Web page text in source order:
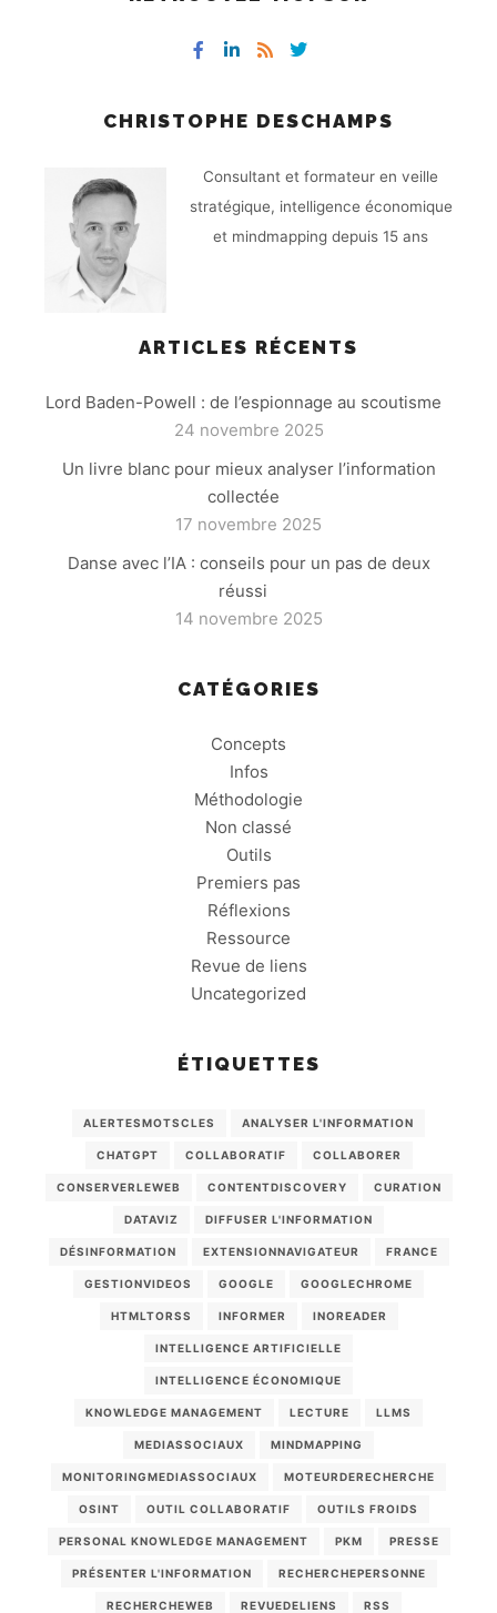
CHRISTOPHE DESCHAMPS
Consultant et formateur en veille
stratégique, intelligence économique
et mindmapping depuis 15 ans
ARTICLES RÉCENTS
Lord Baden-Powell : de l’espionnage au scoutisme
24 novembre 2025
Un livre blanc pour mieux analyser l’information
collectée
17 novembre 2025
Danse avec l’IA : conseils pour un pas de deux
réussi
14 novembre 2025
CATÉGORIES
Concepts
Infos
Méthodologie
Non classé
Outils
Premiers pas
Réflexions
Ressource
Revue de liens
Uncategorized
ÉTIQUETTES
ALERTESMOTSCLES ANALYSER L'INFORMATION
CHATGPT COLLABORATIF COLLABORER
CONSERVERLEWEB CONTENTDISCOVERY CURATION
DATAVIZ DIFFUSER L'INFORMATION
DÉSINFORMATION EXTENSIONNAVIGATEUR FRANCE
GESTIONVIDEOS GOOGLE GOOGLECHROME
HTMLTORSS INFORMER INOREADER
INTELLIGENCE ARTIFICIELLE
INTELLIGENCE ÉCONOMIQUE
KNOWLEDGE MANAGEMENT LECTURE LLMS
MEDIASSOCIAUX MINDMAPPING
MONITORINGMEDIASSOCIAUX MOTEURDERECHERCHE
OSINT OUTIL COLLABORATIF OUTILS FROIDS
PERSONAL KNOWLEDGE MANAGEMENT PKM PRESSE
PRÉSENTER L'INFORMATION RECHERCHEPERSONNE
RECHERCHEWEB REVUEDELIENS RSS